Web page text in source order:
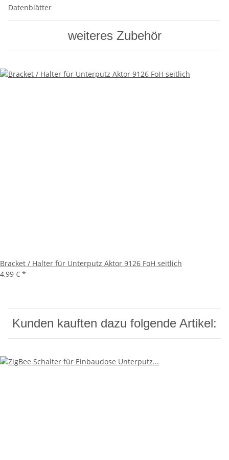
Datenblätter
weiteres Zubehör
Bracket / Halter für Unterputz Aktor 9126 FoH seitlich
4,99 € *
Kunden kauften dazu folgende Artikel: